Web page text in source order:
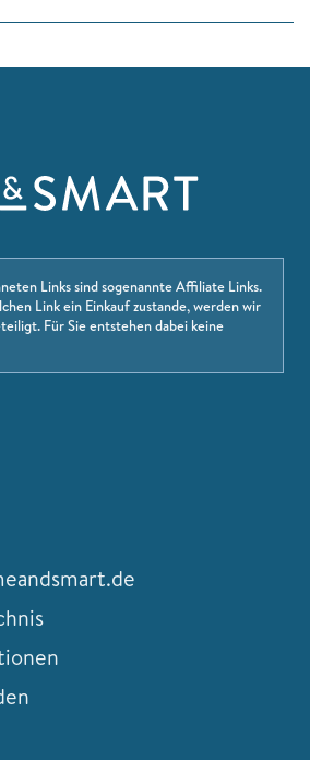
Links sind sogenannte Affiliate Links.
Link ein Einkauf zustande, werden wir
Für Sie entstehen dabei keine